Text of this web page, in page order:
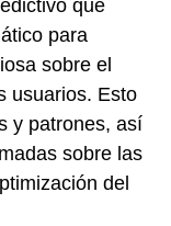
que
para
sobre el
usuarios. Esto
y patrones, así
sobre las
del